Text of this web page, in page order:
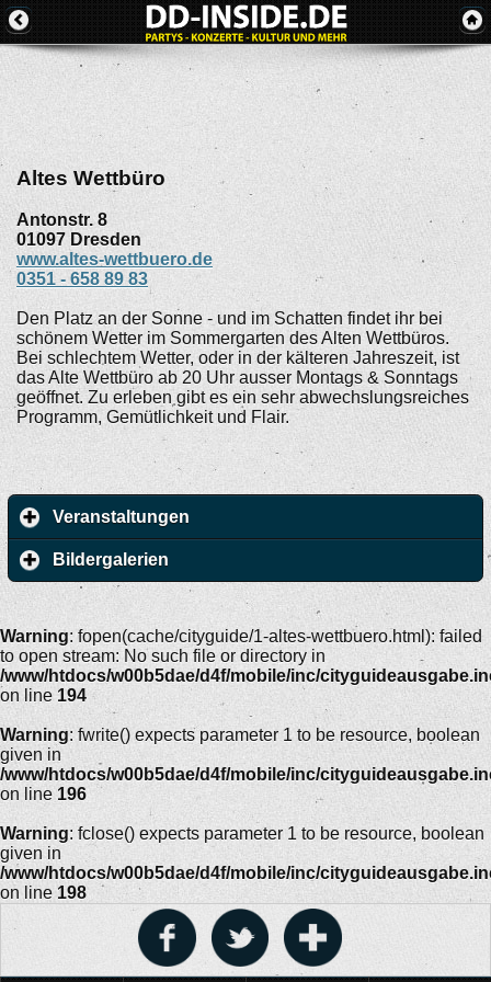
Altes Wettbüro
Antonstr. 8
01097 Dresden
www.altes-wettbuero.de
0351 - 658 89 83
Den Platz an der Sonne - und im Schatten findet ihr bei
schönem Wetter im Sommergarten des Alten Wettbüros.
Bei schlechtem Wetter, oder in der kälteren Jahreszeit, ist
das Alte Wettbüro ab 20 Uhr ausser Montags & Sonntags
geöffnet. Zu erleben gibt es ein sehr abwechslungsreiches
Programm, Gemütlichkeit und Flair.
Veranstaltungen
Bildergalerien
Warning: fopen(cache/cityguide/1-altes-wettbuero.html): failed
to open stream: No such file or directory in
/www/htdocs/w00b5dae/d4f/mobile/inc/
on line 194
Warning: fwrite() expects parameter 1 to be resource, boolean
given in
/www/htdocs/w00b5dae/d4f/mobile/inc/
on line 196
Warning: fclose() expects parameter 1 to be resource, boolean
given in
/www/htdocs/w00b5dae/d4f/mobile/inc/
on line 198